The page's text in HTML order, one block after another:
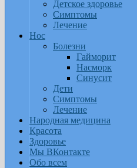
Детское здоровье
Симптомы
Лечение
Нос
Болезни
Гайморит
Насморк
Синусит
Дети
Симптомы
Лечение
Народная медицина
Красота
Здоровье
Мы ВКонтакте
Обо всем